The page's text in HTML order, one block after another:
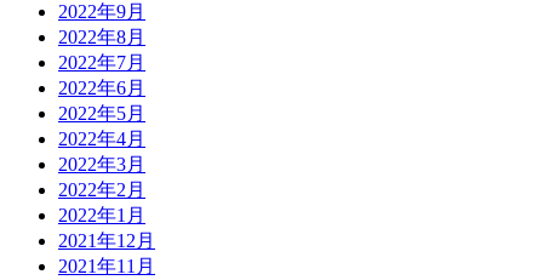
2022年9月
2022年8月
2022年7月
2022年6月
2022年5月
2022年4月
2022年3月
2022年2月
2022年1月
2021年12月
2021年11月